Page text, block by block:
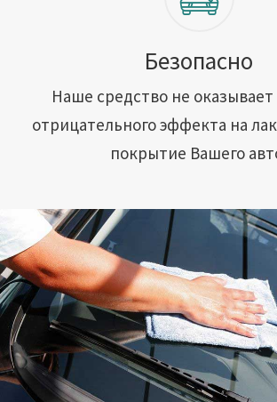
Безопасно
Наше средство не оказывает
отрицательного эффекта на
покрытие Вашего